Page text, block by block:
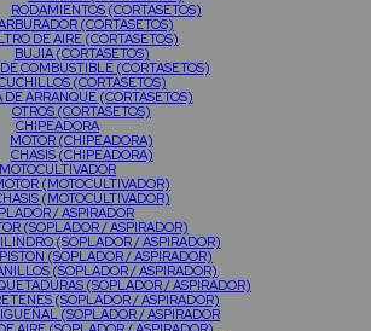
RODAMIENTOS (CORTASETOS)
(CORTASETOS)
DE AIRE (CORTASETOS)
BUJIA (CORTASETOS)
COMBUSTIBLE (CORTASETOS)
(CORTASETOS)
DE ARRANQUE (CORTASETOS)
OTROS (CORTASETOS)
CHIPEADORA
MOTOR (CHIPEADORA)
CHASIS (CHIPEADORA)
MOTOCULTIVADOR
(MOTOCULTIVADOR)
(MOTOCULTIVADOR)
/ ASPIRADOR
(SOPLADOR / ASPIRADOR)
(SOPLADOR / ASPIRADOR)
PISTON (SOPLADOR / ASPIRADOR)
(SOPLADOR / ASPIRADOR)
(SOPLADOR / ASPIRADOR)
(SOPLADOR / ASPIRADOR)
(SOPLADOR / ASPIRADOR